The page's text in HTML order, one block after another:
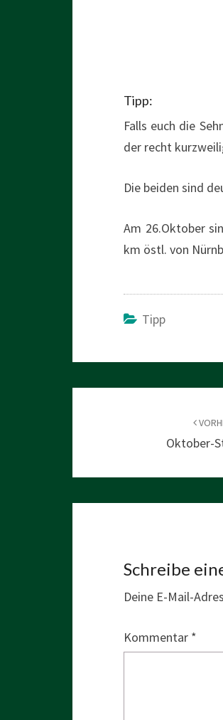
Tipp:
Falls euch die
der recht
Die beiden sind
Am 26.Oktober
km östl. von
Tipp
Oktober-
Schreibe
Deine E-Mail-
Kommentar *